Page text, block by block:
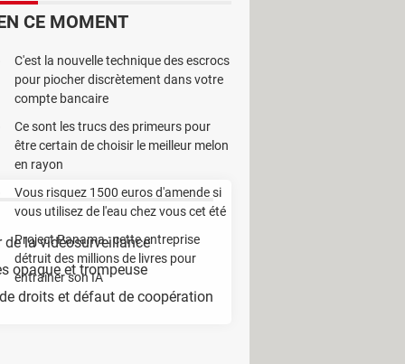
excessive, de
remontées des
la vidéosurveillance
opaque et trompeuse
droits et défaut de coopération
750 euros d'amendes. Dix-neuf
CE MOMENT
C'est la nouvelle technique des escrocs
pour piocher discrètement dans votre
compte bancaire
Ce sont les trucs des primeurs pour
être certain de choisir le meilleur melon
en rayon
Vous risquez 1500 euros d'amende si
vous utilisez de l'eau chez vous cet été
Project Panama : cette entreprise
détruit des millions de livres pour
entraîner son IA